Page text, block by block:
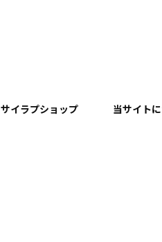
サイラプショップ 当サイト